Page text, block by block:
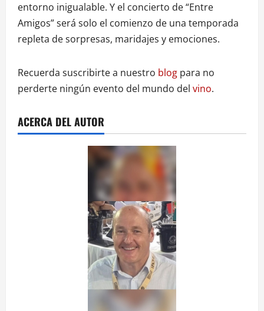
entorno inigualable. Y el concierto de “Entre
Amigos” será solo el comienzo de una temporada
repleta de sorpresas, maridajes y emociones.
Recuerda suscribirte a nuestro blog para no
perderte ningún evento del mundo del vino.
ACERCA DEL AUTOR